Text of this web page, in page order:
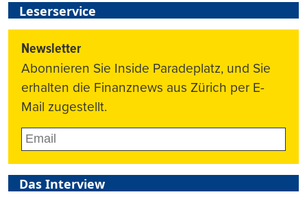
Leserservice
Newsletter
Abonnieren Sie Inside Paradeplatz, und Sie
erhalten die Finanznews aus Zürich per E-
Mail zugestellt.
Das Interview